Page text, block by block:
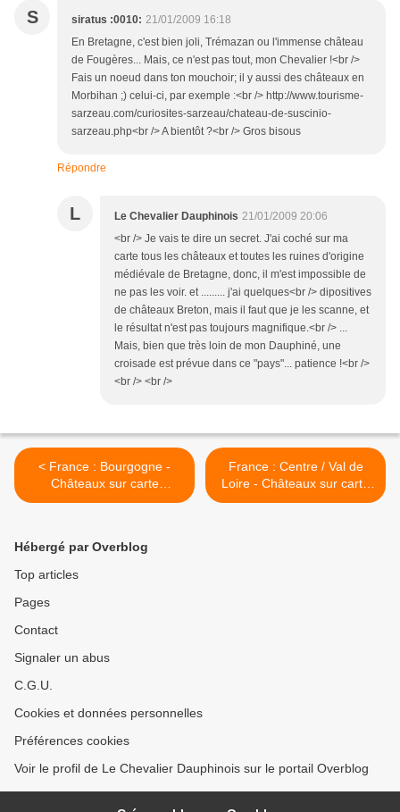
S siratus :0010: 21/01/2009 16:18
En Bretagne, c'est bien joli, Trémazan ou l'immense château
de Fougères... Mais, ce n'est pas tout, mon Chevalier !<br />
Fais un noeud dans ton mouchoir; il y aussi des châteaux en
Morbihan ;) celui-ci, par exemple :<br /> http://www.tourisme-
sarzeau.com/curiosites-sarzeau/chateau-de-suscinio-
sarzeau.php<br /> A bientôt ?<br /> Gros bisous
Répondre
L Le Chevalier Dauphinois 21/01/2009 20:06
<br /> Je vais te dire un secret. J'ai coché sur ma
carte tous les châteaux et toutes les ruines d'origine
médiévale de Bretagne, donc, il m'est impossible de
ne pas les voir. et ......... j'ai quelques<br /> dipositives
de châteaux Breton, mais il faut que je les scanne, et
le résultat n'est pas toujours magnifique.<br /> ...
Mais, bien que très loin de mon Dauphiné, une
croisade est prévue dans ce "pays"... patience !<br />
<br /> <br />
< France : Bourgogne -
Châteaux sur carte
"satellite"
France : Centre / Val de
Loire - Châteaux sur carte
"satellite" >
Hébergé par Overblog
Top articles
Pages
Contact
Signaler un abus
C.G.U.
Cookies et données personnelles
Préférences cookies
Voir le profil de Le Chevalier Dauphinois sur le portail Overblog